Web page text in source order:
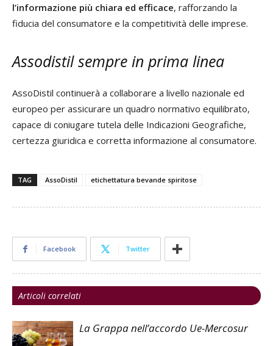
l’informazione più chiara ed efficace, rafforzando la
fiducia del consumatore e la competitività delle imprese.
Assodistil sempre in prima linea
AssoDistil continuerà a collaborare a livello nazionale ed
europeo per assicurare un quadro normativo equilibrato,
capace di coniugare tutela delle Indicazioni Geografiche,
certezza giuridica e corretta informazione al consumatore.
TAG AssoDistil etichettatura bevande spiritose
Facebook Twitter
Articoli correlati
La Grappa nell’accordo Ue-Mercosur